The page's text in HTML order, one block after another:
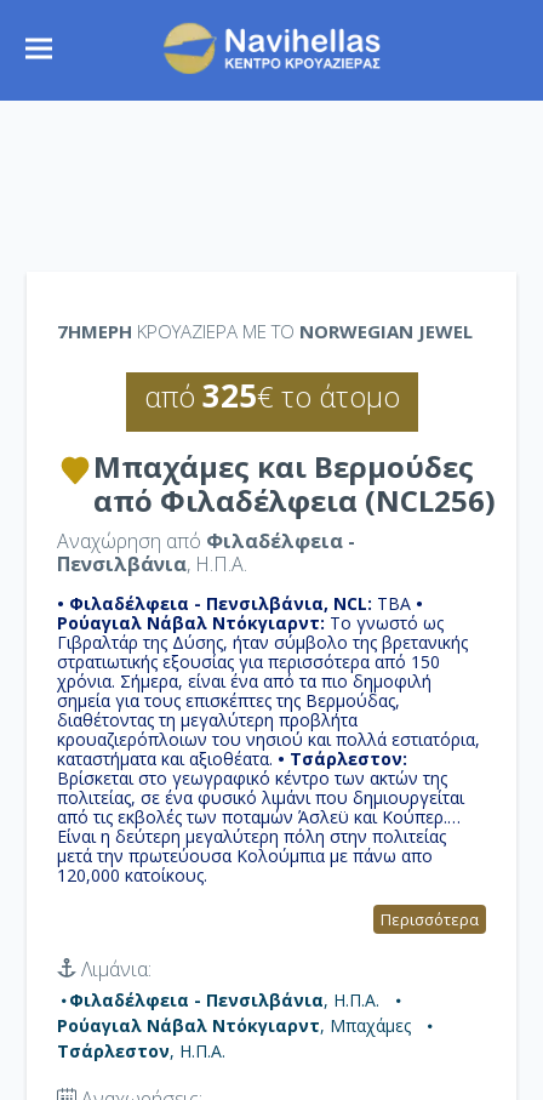
7ΉΜΕΡΗ ΚΡΟΥΑΖΙΕΡΑ ΜΕ ΤΟ NORWEGIAN JEWEL
από 325€ το άτομο
Μπαχάμες και Βερμούδες
από Φιλαδέλφεια (NCL256)
Αναχώρηση από Φιλαδέλφεια -
Πενσιλβάνια, Η.Π.Α.
• Φιλαδέλφεια - Πενσιλβάνια, NCL: TBA •
Ρούαγιαλ Νάβαλ Ντόκγιαρντ: Το γνωστό ως
Γιβραλτάρ της Δύσης, ήταν σύμβολο της βρετανικής
στρατιωτικής εξουσίας για περισσότερα από 150
χρόνια. Σήμερα, είναι ένα από τα πιο δημοφιλή
σημεία για τους επισκέπτες της Βερμούδας,
διαθέτοντας τη μεγαλύτερη προβλήτα
κρουαζιερόπλοιων του νησιού και πολλά εστιατόρια,
καταστήματα και αξιοθέατα. • Τσάρλεστον:
Βρίσκεται στο γεωγραφικό κέντρο των ακτών της
πολιτείας, σε ένα φυσικό λιμάνι που δημιουργείται
από τις εκβολές των ποταμών Άσλεϋ και Κούπερ.
Είναι η δεύτερη μεγαλύτερη πόλη στην πολιτείας
μετά την πρωτεύουσα Κολούμπια με πάνω απο
120,000 κατοίκους.
Περισσότερα
Λιμάνια:
Φιλαδέλφεια - Πενσιλβάνια, Η.Π.Α.
Ρούαγιαλ Νάβαλ Ντόκγιαρντ, Μπαχάμες
Τσάρλεστον, Η.Π.Α.